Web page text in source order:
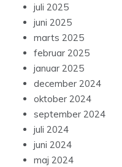
juli 2025
juni 2025
marts 2025
februar 2025
januar 2025
december 2024
oktober 2024
september 2024
juli 2024
juni 2024
maj 2024